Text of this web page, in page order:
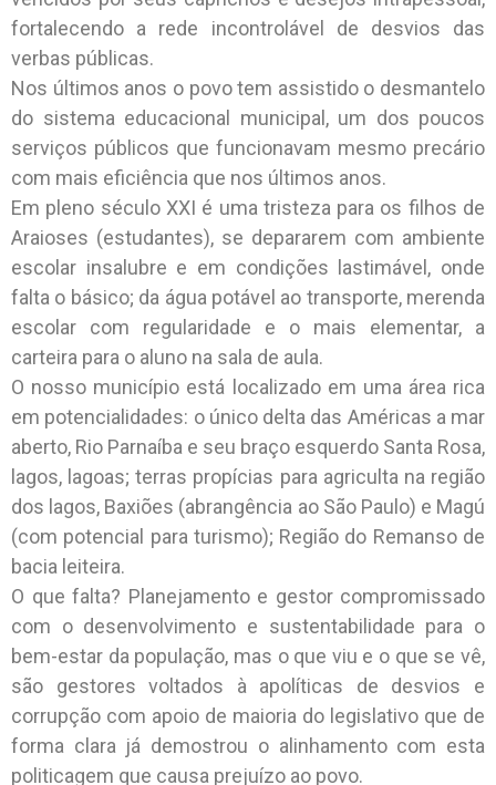
fortalecendo a rede incontrolável de desvios das
verbas públicas.
Nos últimos anos o povo tem assistido o desmantelo
do sistema educacional municipal, um dos poucos
serviços públicos que funcionavam mesmo precário
com mais eficiência que nos últimos anos.
Em pleno século XXI é uma tristeza para os filhos de
Araioses (estudantes), se depararem com ambiente
escolar insalubre e em condições lastimável, onde
falta o básico; da água potável ao transporte, merenda
escolar com regularidade e o mais elementar, a
carteira para o aluno na sala de aula.
O nosso município está localizado em uma área rica
em potencialidades: o único delta das Américas a mar
aberto, Rio Parnaíba e seu braço esquerdo Santa Rosa,
lagos, lagoas; terras propícias para agriculta na região
dos lagos, Baxiões (abrangência ao São Paulo) e Magú
(com potencial para turismo); Região do Remanso de
bacia leiteira.
O que falta? Planejamento e gestor compromissado
com o desenvolvimento e sustentabilidade para o
bem-estar da população, mas o que viu e o que se vê,
são gestores voltados à apolíticas de desvios e
corrupção com apoio de maioria do legislativo que de
forma clara já demostrou o alinhamento com esta
politicagem que causa prejuízo ao povo.